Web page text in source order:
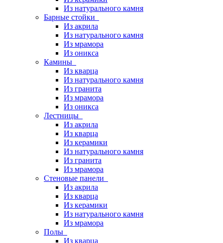
Из натурального камня
Барные стойки
Из акрила
Из натурального камня
Из мрамора
Из оникса
Камины
Из кварца
Из натурального камня
Из гранита
Из мрамора
Из оникса
Лестницы
Из акрила
Из кварца
Из керамики
Из натурального камня
Из гранита
Из мрамора
Стеновые панели
Из акрила
Из кварца
Из керамики
Из натурального камня
Из мрамора
Полы
Из кварца